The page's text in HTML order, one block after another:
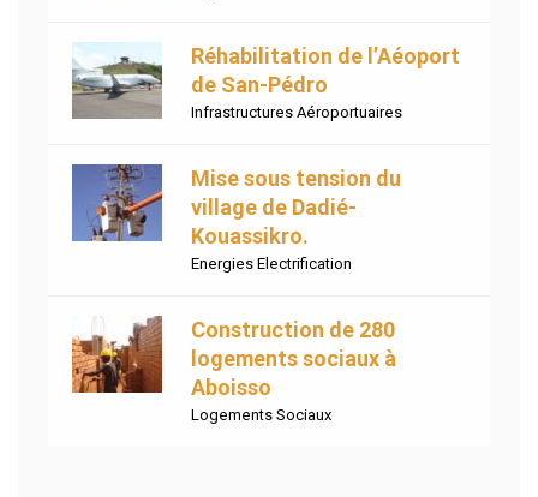
Réhabilitation de l’Aéoport
de San-Pédro
Infrastructures Aéroportuaires
Mise sous tension du
village de Dadié-
Kouassikro.
Energies Electrification
Construction de 280
logements sociaux à
Aboisso
Logements Sociaux